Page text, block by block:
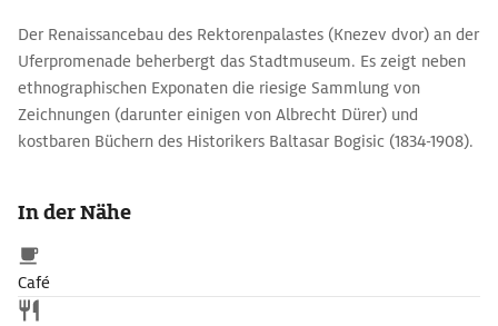
Der Renaissancebau des Rektorenpalastes (Knezev dvor) an der
Uferpromenade beherbergt das Stadtmuseum. Es zeigt neben
ethnographischen Exponaten die riesige Sammlung von
Zeichnungen (darunter einigen von Albrecht Dürer) und
kostbaren Büchern des Historikers Baltasar Bogisic (1834-1908).
In der Nähe
Café